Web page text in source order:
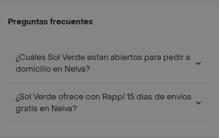
Preguntas frecuentes
¿Cuáles Sol Verde estan abiertos para pedir a
domicilio en Neiva?
¿Sol Verde ofrece con Rappi 15 días de envíos
gratis en Neiva?